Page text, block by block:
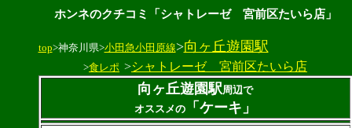
ホンネのクチコミ「シャトレーゼ 宮前区たいら店」
top>神奈川県>小田急小田原線>向ヶ丘遊園駅
>食レポ >シャトレーゼ 宮前区たいら店
向ヶ丘遊園駅周辺で
オススメの
「ケーキ」